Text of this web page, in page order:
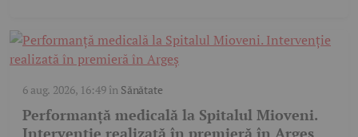
6 aug. 2026, 16:49în Sănătate
Performanță medicală la Spitalul Mioveni.